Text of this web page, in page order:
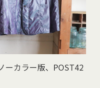
ーカラー版、POST42